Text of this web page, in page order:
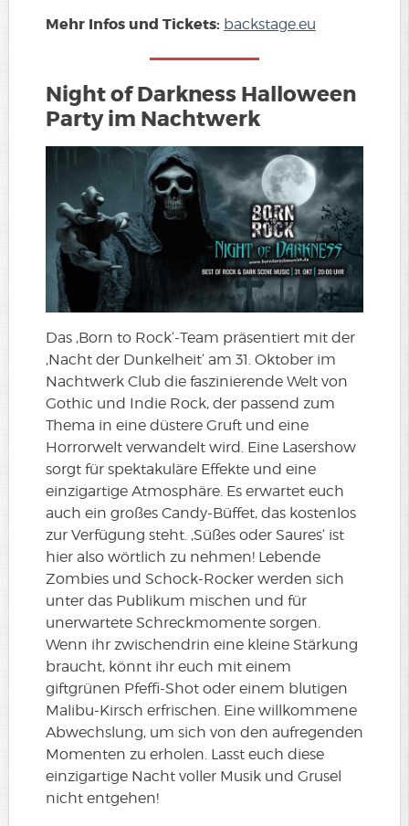
Mehr Infos und Tickets: backstage.eu
Night of Darkness Halloween
Party im Nachtwerk
Das ‚Born to Rock‘-Team präsentiert mit der
‚Nacht der Dunkelheit‘ am 31. Oktober im
Nachtwerk Club die faszinierende Welt von
Gothic und Indie Rock, der passend zum
Thema in eine düstere Gruft und eine
Horrorwelt verwandelt wird. Eine Lasershow
sorgt für spektakuläre Effekte und eine
einzigartige Atmosphäre. Es erwartet euch
auch ein großes Candy-Büffet, das kostenlos
zur Verfügung steht. ‚Süßes oder Saures‘ ist
hier also wörtlich zu nehmen! Lebende
Zombies und Schock-Rocker werden sich
unter das Publikum mischen und für
unerwartete Schreckmomente sorgen.
Wenn ihr zwischendrin eine kleine Stärkung
braucht, könnt ihr euch mit einem
giftgrünen Pfeffi-Shot oder einem blutigen
Malibu-Kirsch erfrischen. Eine willkommene
Abwechslung, um sich von den aufregenden
Momenten zu erholen. Lasst euch diese
einzigartige Nacht voller Musik und Grusel
nicht entgehen!